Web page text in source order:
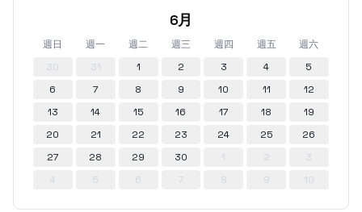
6月
週日 週一 週二 週三 週四 週五
週六
30
31 1 2 3 4
5
6
7 8 9 10 11
12
13
14 15 16 17 18
19
20
21 22 23 24 25
26
27
28 29 30 1 2
3
4
5 6 7 8 9 10